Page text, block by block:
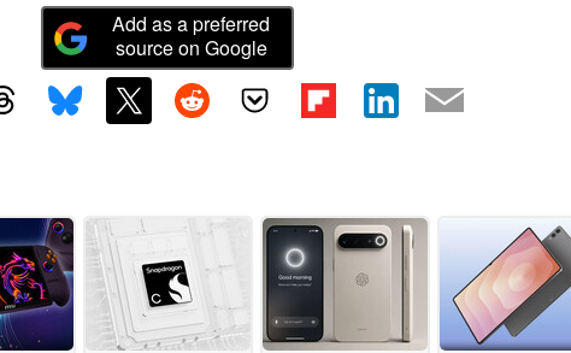
Add as a preferred
source on Google